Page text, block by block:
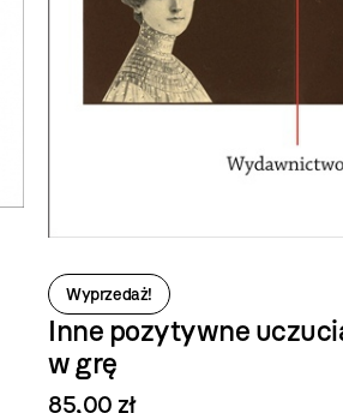
Wyprzedaż!
Inne pozytywne
w grę
85,00 zł